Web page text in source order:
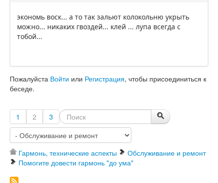
экономь воск... а то так зальют колокольню укрыть
можно... никаких гвоздей... клей ... лупа всегда с
тобой...
Пожалуйста Войти или Регистрация, чтобы присоединиться к
беседе.
1 2 3
Гармонь, технические аспекты
Обслуживание и ремонт
Помогите довести гармонь "до ума"